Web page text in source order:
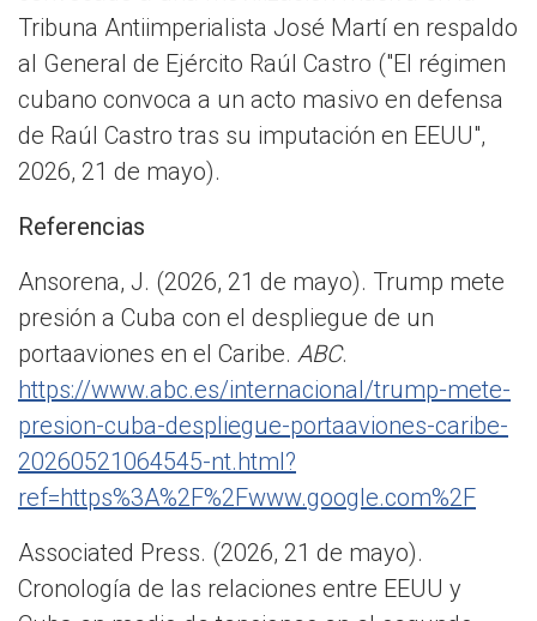
Tribuna Antiimperialista José Martí en respaldo
al General de Ejército Raúl Castro ("El régimen
cubano convoca a un acto masivo en defensa
de Raúl Castro tras su imputación en EEUU",
2026, 21 de mayo).
Referencias
Ansorena, J. (2026, 21 de mayo). Trump mete
presión a Cuba con el despliegue de un
portaaviones en el Caribe. ABC.
https://www.abc.es/internacional/trump-mete-
presion-cuba-despliegue-portaaviones-caribe-
20260521064545-nt.html?
ref=https%3A%2F%2Fwww.google.com%2F
Associated Press. (2026, 21 de mayo).
Cronología de las relaciones entre EEUU y